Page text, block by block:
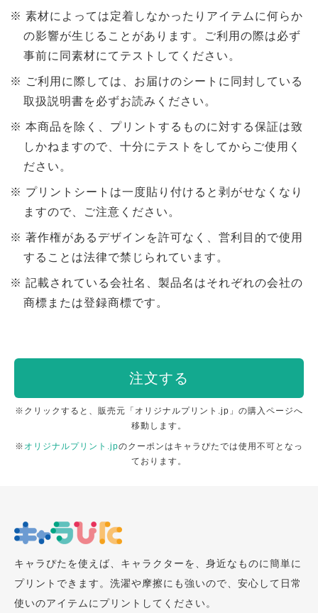
素材によっては定着しなかったりアイテムに何らか
の影響が生じることがあります。ご利用の際は必ず
事前に同素材にてテストしてください。
ご利用に際しては、お届けのシートに同封している
取扱説明書を必ずお読みください。
本商品を除く、プリントするものに対する保証は致
しかねますので、十分にテストをしてからご使用く
ださい。
プリントシートは一度貼り付けると剥がせなくなり
ますので、ご注意ください。
著作権があるデザインを許可なく、営利目的で使用
することは法律で禁じられています。
記載されている会社名、製品名はそれぞれの会社の
商標または登録商標です。
注文する
※クリックすると、販売元「オリジナルプリント.jp」の購入ページへ
移動します。
※ オリジナルプリント.jpのクーポンはキャラぴたでは使用不可となっ
ております。
キャラぴたを使えば、キャラクターを、身近なものに簡単に
プリントできます。洗濯や摩擦にも強いので、安心して日常
使いのアイテムにプリントしてください。